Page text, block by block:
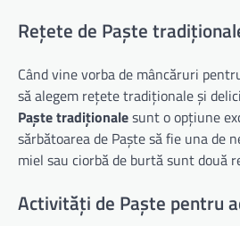
Rețete de Paște
Când vine vorba de mâncăruri
să alegem rețete tradiționale și
Paște tradiționalesunt o opțiune
sărbătoarea de Paște să fie una de
miel sau ciorbă de burtă sunt două
Activități de Paște pentru